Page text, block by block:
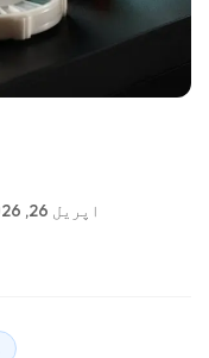
اپریل 26, 2026